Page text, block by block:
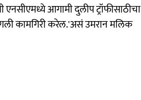
एनसीएमध्ये आगामी दुलीप ट्रॉफीसाठीचा
कामगिरी करेल.'असं उमरान मलिक